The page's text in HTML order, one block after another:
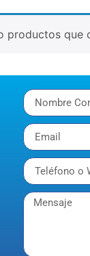
productos que